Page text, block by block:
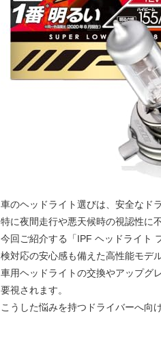
車のヘッドライト選びは、安全なド
特に夜間走行や悪天候時の視認性に
今回ご紹介する「IPF ヘッドライト
検対応の安心感も備えた高性能モデル
車用ヘッドライトの交換やアップグ
要視されます。
こうした悩みを持つドライバーへ向